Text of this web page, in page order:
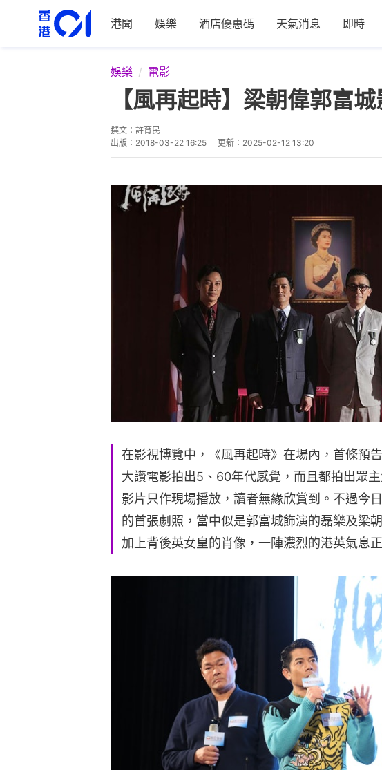
港聞 娛樂 酒店優惠碼 天氣消息 即時
娛樂 電影
【風再起時】梁朝偉郭富
撰文： 許育民
出版： 2018-03-22 16:25 更新： 2025-02-12 13:20
在影視博覽中，《風再起時》在場內，首條預
大讚電影拍出5、60年代感覺，而且都拍出眾
影片只作現場播放，讀者無緣欣賞到。不過今
的首張劇照，當中似是郭富城飾演的磊樂及梁
加上背後英女皇的肖像，一陣濃烈的港英氣息